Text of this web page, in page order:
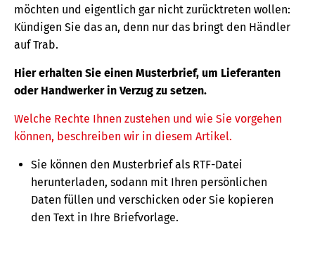
möchten und eigentlich gar nicht zurücktreten wollen:
Kündigen Sie das an, denn nur das bringt den Händler
auf Trab.
Hier erhalten Sie einen Musterbrief, um Lieferanten
oder Handwerker in Verzug zu setzen.
Welche Rechte Ihnen zustehen und wie Sie vorgehen
können, beschreiben wir in diesem Artikel.
Sie können den Musterbrief als RTF-Datei
herunterladen, sodann mit Ihren persönlichen
Daten füllen und verschicken oder Sie kopieren
den Text in Ihre Briefvorlage.